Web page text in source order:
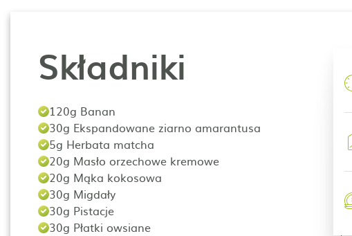
Składniki
120g Banan
30g Ekspandowane ziarno amarantusa
5g Herbata matcha
20g Masło orzechowe kremowe
20g Mąka kokosowa
30g Migdały
30g Pistacje
30g Płatki owsiane